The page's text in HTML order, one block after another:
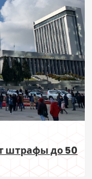
штрафы до 50